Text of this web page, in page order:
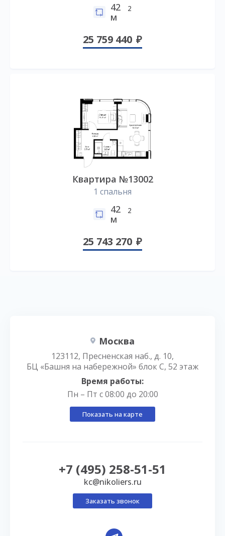
42
м
2
25 759 440
Квартира №13002
1 спальня
42
м
2
25 743 270
Москва
123112, Пресненская наб., д. 10,
БЦ «Башня на набережной» блок С, 52 этаж
Время работы:
Пн – Пт с 08:00 до 20:00
Показать на карте
+7 (495) 258-51-51
kc@nikoliers.ru
Заказать звонок